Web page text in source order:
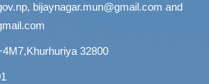
, bijaynagar.mun@gmail.com and
32800